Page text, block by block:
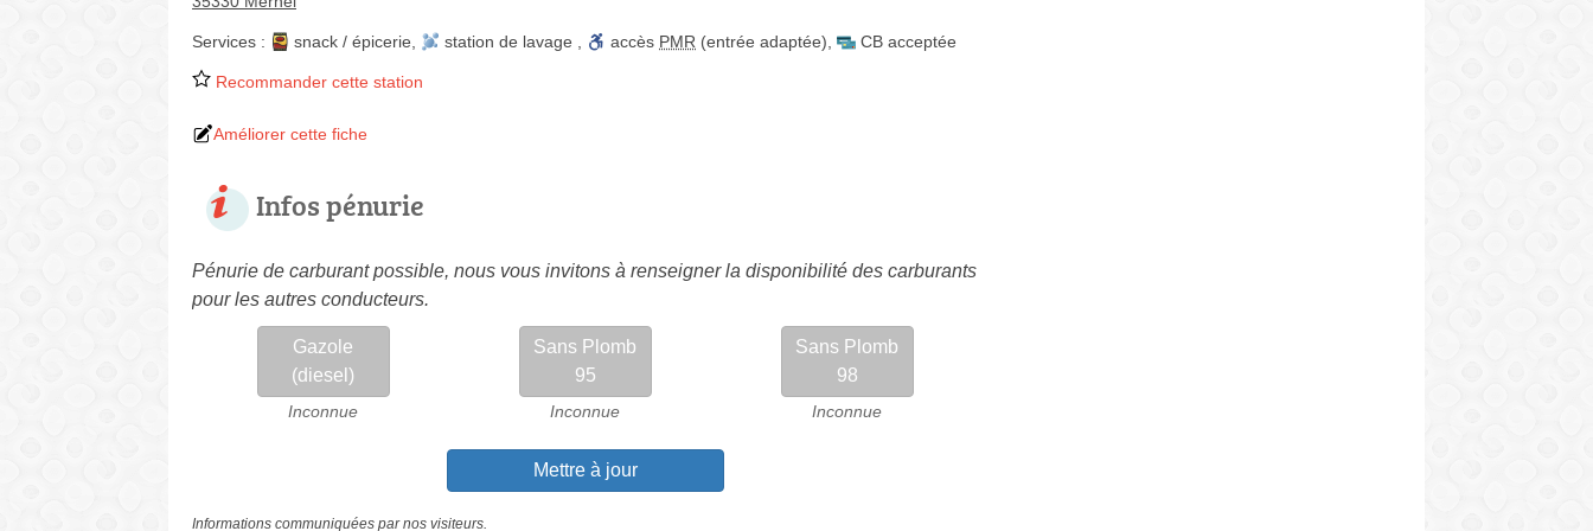
Services : snack / épicerie station de lavage accès PMR (entrée adaptée) CB acceptée
Recommander cette station
Améliorer cette fiche
Infos pénurie
Pénurie de carburant possible, nous vous invitons à renseigner la disponibilité des carburants
pour les autres conducteurs.
Gazole
(diesel)
Inconnue
Sans Plomb
95
Inconnue
Sans Plomb
98
Inconnue
Mettre à jour
Informations communiquées par nos visiteurs.